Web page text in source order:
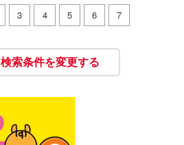
3 4 5 6 7
検索条件を変更する